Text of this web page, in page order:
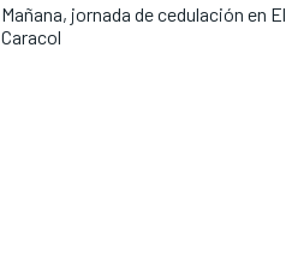
Mañana, jornada de cedulación en El
Caracol